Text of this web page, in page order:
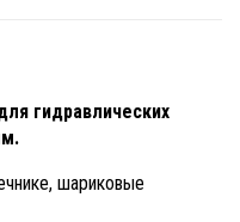
гидравлических
шариковые